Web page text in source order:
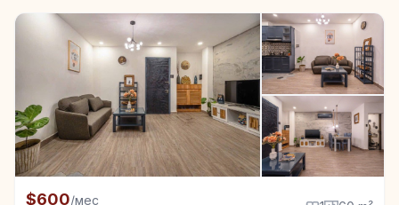
Квартира в аренду в Район 2 - Тхао Дьен / Ан Фу,
$600/мес